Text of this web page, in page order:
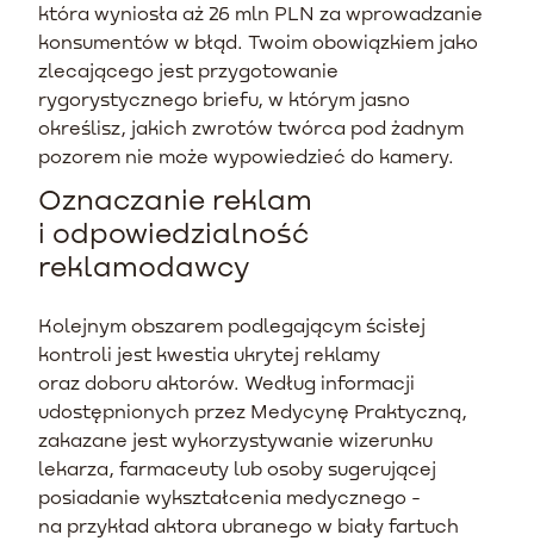
która wyniosła aż 26 mln PLN za wprowadzanie
konsumentów w błąd. Twoim obowiązkiem jako
zlecającego jest przygotowanie
rygorystycznego briefu, w którym jasno
określisz, jakich zwrotów twórca pod żadnym
pozorem nie może wypowiedzieć do kamery.
Oznaczanie reklam
i odpowiedzialność
reklamodawcy
Kolejnym obszarem podlegającym ścisłej
kontroli jest kwestia ukrytej reklamy
oraz doboru aktorów. Według informacji
udostępnionych przez Medycynę Praktyczną,
zakazane jest wykorzystywanie wizerunku
lekarza, farmaceuty lub osoby sugerującej
posiadanie wykształcenia medycznego -
na przykład aktora ubranego w biały fartuch